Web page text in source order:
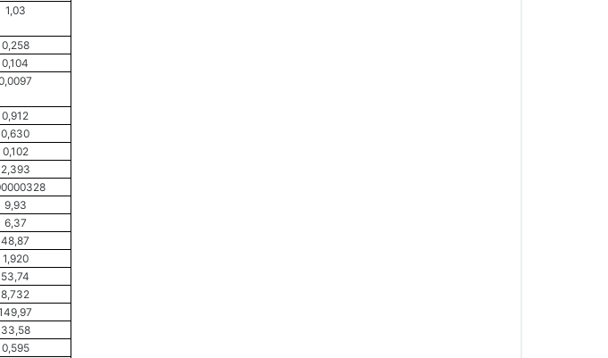
1,03
0,258
0,104
0,912
0,630
0,102
2,393
9,93
6,37
48,87
1,920
53,74
8,732
33,58
0,595